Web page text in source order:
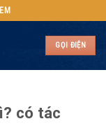
GỌI ĐIỆN
có tác